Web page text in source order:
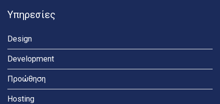
Υπηρεσίες
Design
Development
Προώθηση
Hosting